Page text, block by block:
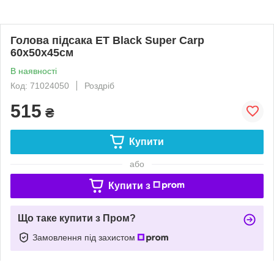
Голова підсака ЕТ Black Super Carp
60х50х45см
В наявності
Код: 71024050
Роздріб
515 ₴
Купити
або
Купити з
Що таке купити з Пром?
Замовлення під захистом